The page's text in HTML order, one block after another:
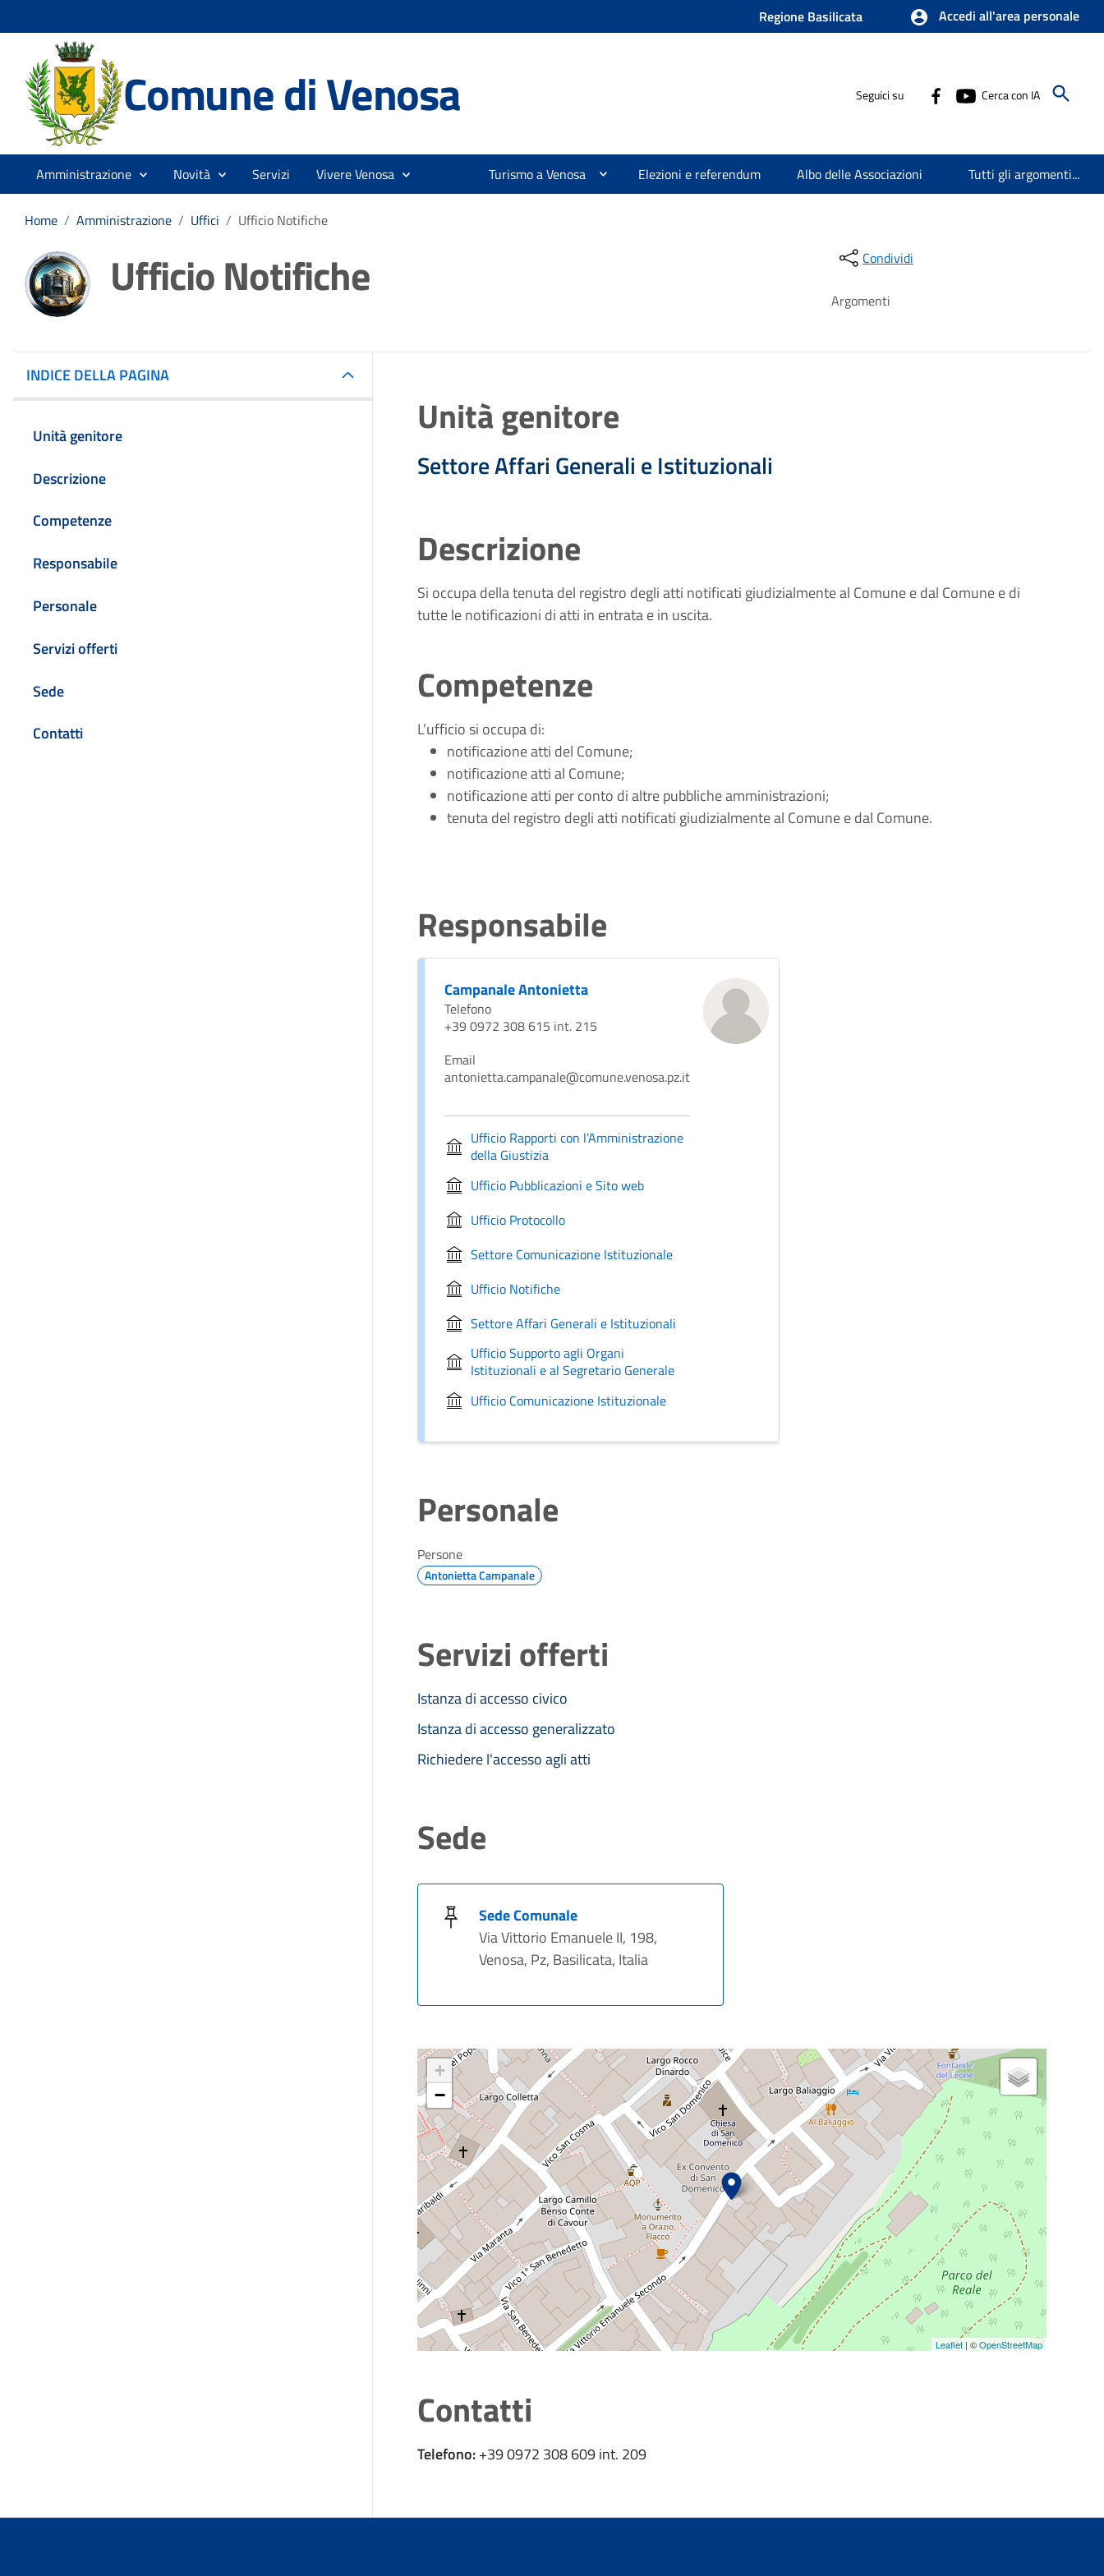
Regione Basilicata Accedi all'area personale
Comune di Venosa Seguici su Cerca con IA
Amministrazione Novità Servizi Vivere Venosa Turismo a Venosa Elezioni e referendum Albo delle Associazioni Tutti gli argomenti...
Home / Amministrazione / Uffici / Ufficio Notifiche
Ufficio Notifiche Condividi
Argomenti
INDICE DELLA PAGINA
Unità genitore
Descrizione
Competenze
Responsabile
Personale
Servizi offerti
Sede
Contatti
Unità genitore
Settore Affari Generali e Istituzionali
Descrizione
Si occupa della tenuta del registro degli atti notificati giudizialmente al Comune e dal Comune e di
tutte le notificazioni di atti in entrata e in uscita.
Competenze
L’ufficio si occupa di:
notificazione atti del Comune;
notificazione atti al Comune;
notificazione atti per conto di altre pubbliche amministrazioni;
tenuta del registro degli atti notificati giudizialmente al Comune e dal Comune.
Responsabile
Campanale Antonietta
Telefono
+39 0972 308 615 int. 215
Email
antonietta.campanale@comune.venosa.pz.it
Ufficio Rapporti con l’Amministrazione
della Giustizia
Ufficio Pubblicazioni e Sito web
Ufficio Protocollo
Settore Comunicazione Istituzionale
Ufficio Notifiche
Settore Affari Generali e Istituzionali
Ufficio Supporto agli Organi
Istituzionali e al Segretario Generale
Ufficio Comunicazione Istituzionale
Personale
Persone
Antonietta Campanale
Servizi offerti
Istanza di accesso civico
Istanza di accesso generalizzato
Richiedere l'accesso agli atti
Sede
Sede Comunale
Via Vittorio Emanuele II, 198,
Venosa, Pz, Basilicata, Italia
+
−
Leaflet| ©OpenStreetMap
Contatti
Telefono:+39 0972 308 609 int. 209